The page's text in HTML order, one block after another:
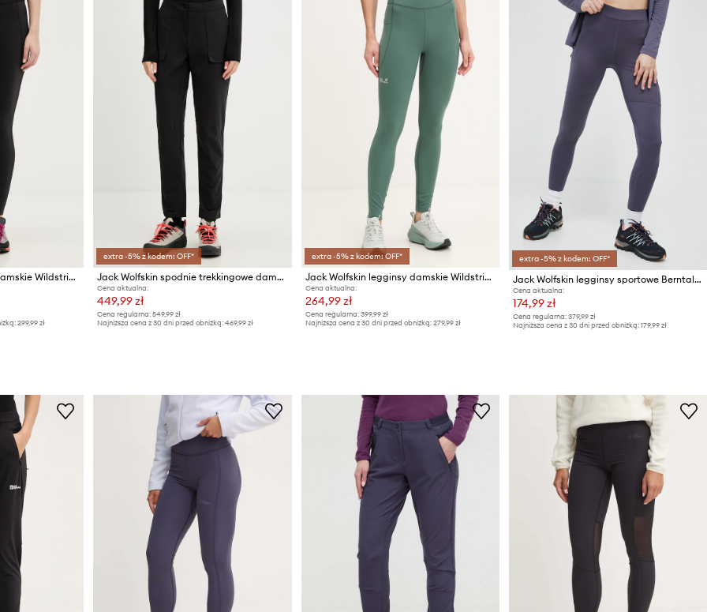
Jack Wolfskin legginsy damskie Wildstride
299,99 zł
extra -5% z kodem: OFF*
Jack Wolfskin spodnie trekkingowe damskie Prelight Pulse
Cena aktualna:
449,99 zł
Cena regularna: 549,99 zł
Najniższa cena z 30 dni przed obniżką: 469,99 zł
extra -5% z kodem: OFF*
Jack Wolfskin legginsy damskie Wildstride
Cena aktualna:
264,99 zł
Cena regularna: 399,99 zł
Najniższa cena z 30 dni przed obniżką: 279,99 zł
extra -5% z kodem: OFF*
Jack Wolfskin legginsy sportowe Berntal Tights
Cena aktualna:
174,99 zł
Cena regularna: 379,99 zł
Najniższa cena z 30 dni przed obniżką: 179,99 zł